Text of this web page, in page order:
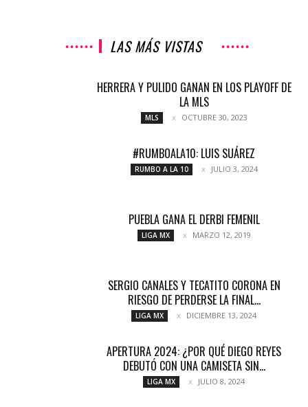
LAS MÁS VISTAS
HERRERA Y PULIDO GANAN EN LOS PLAYOFF DE
LA MLS
MLS OCTUBRE 30, 2023
#RUMBOALA10: LUIS SUÁREZ
RUMBO A LA 10 JULIO 3, 2024
PUEBLA GANA EL DERBI FEMENIL
LIGA MX MARZO 12, 2019
SERGIO CANALES Y TECATITO CORONA EN
RIESGO DE PERDERSE LA FINAL...
LIGA MX DICIEMBRE 13, 2024
APERTURA 2024: ¿POR QUÉ DIEGO REYES
DEBUTÓ CON UNA CAMISETA SIN...
LIGA MX JULIO 8, 2024